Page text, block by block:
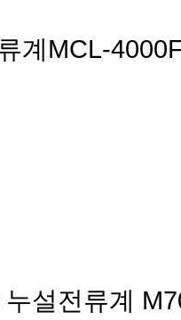
계MCL-
누설전류계